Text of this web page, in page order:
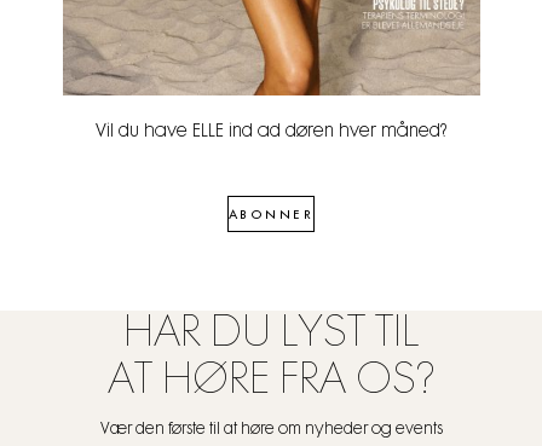
Vil du have ELLE ind ad døren hver måned?
ABONNER
HAR DU LYST TIL
AT HØRE FRA OS?
Vær den første til at høre om nyheder og events